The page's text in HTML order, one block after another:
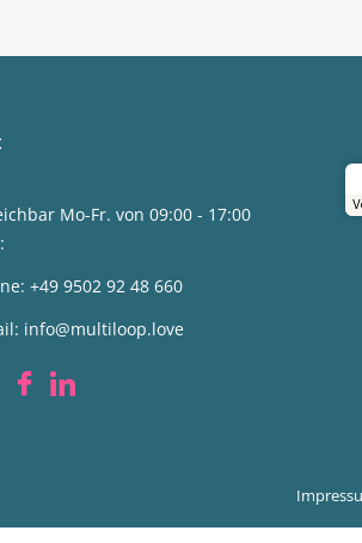
Mo-Fr. von 09:00 - 17:00
+49 9502 92 48 660
info@multiloop.love